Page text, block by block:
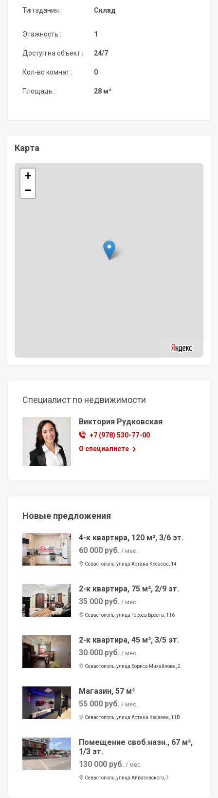
Тип здания : Склад
Этажность :
Доступ на объект :
Кол-во комнат :
Площадь :
1
24/7
0
28 м²
Карта
+
−
Специалист по недвижимости
Виктория Рудковская
+7 (978) 530-77-00
О специалисте
Новые предложения
4-к квартира, 120 м², 3/6 эт.
60 000 руб. / мес.
Севастополь, улица Астана Кесаева, 14
2-к квартира, 75 м², 2/9 эт.
35 000 руб. / мес.
Севастополь, улица Героев Бреста, 116
2-к квартира, 45 м², 3/5 эт.
30 000 руб. / мес.
Севастополь, улица Бориса Михайлова, 2
Магазин, 57 м²
55 000 руб. / мес.
Севастополь, улица Астана Кесаева, 11В
Помещение своб.назн., 67 м²,
1/3 эт.
130 000 руб. / мес.
Севастополь, улица Айвазовского, 7